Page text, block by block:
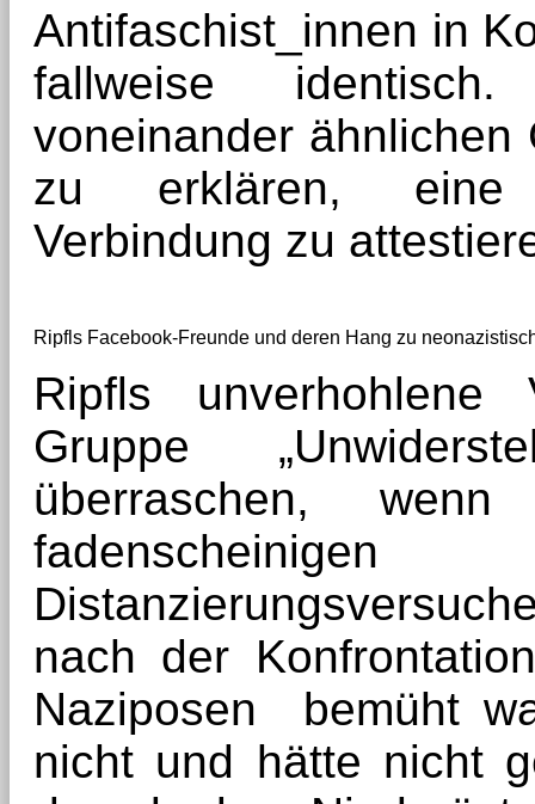
Antifaschist_innen in
fallweise
voneinander
zu erklären, eine
Verbindung zu
Ripfls Facebook-Freunde und deren Hang zu
Ripfls unverhohlene
Gruppe
überraschen,
nach der
Naziposen bemüht
nicht und hätte nicht